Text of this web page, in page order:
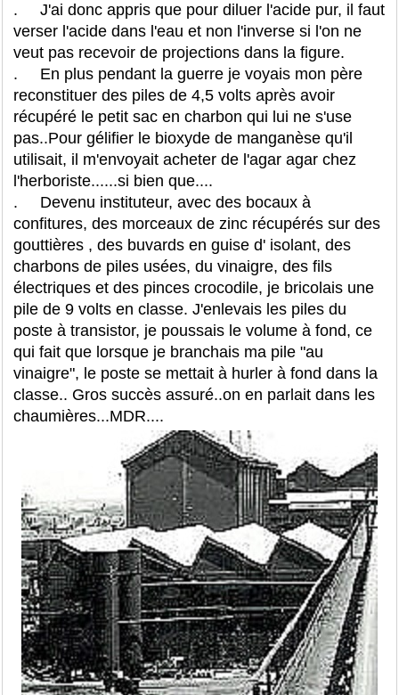
. J'ai donc appris que pour diluer l'acide pur, il faut
verser l'acide dans l'eau et non l'inverse si l'on ne
veut pas recevoir de projections dans la figure.
. En plus pendant la guerre je voyais mon père
reconstituer des piles de 4,5 volts après avoir
récupéré le petit sac en charbon qui lui ne s'use
pas..Pour gélifier le bioxyde de manganèse qu'il
utilisait, il m'envoyait acheter de l'agar agar chez
l'herboriste......si bien que....
. Devenu instituteur, avec des bocaux à
confitures, des morceaux de zinc récupérés sur des
gouttières , des buvards en guise d' isolant, des
charbons de piles usées, du vinaigre, des fils
électriques et des pinces crocodile, je bricolais une
pile de 9 volts en classe. J'enlevais les piles du
poste à transistor, je poussais le volume à fond, ce
qui fait que lorsque je branchais ma pile "au
vinaigre", le poste se mettait à hurler à fond dans la
classe.. Gros succès assuré..on en parlait dans les
chaumières...MDR....